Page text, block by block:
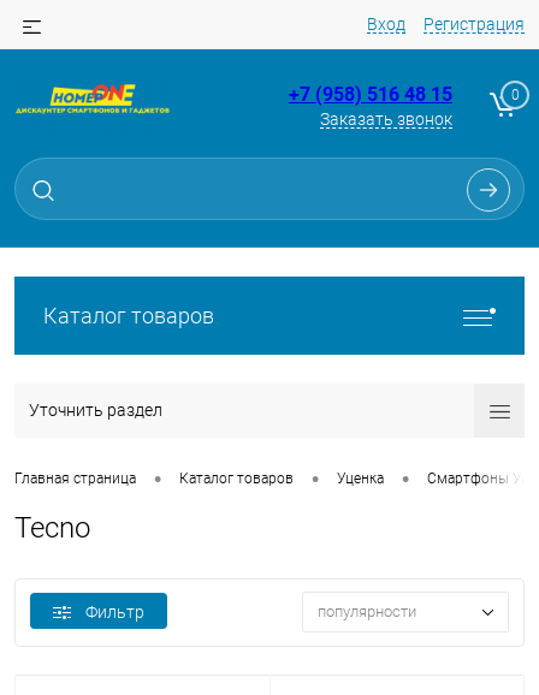
Вход Регистрация
+7 (958) 516 48 15
Заказать звонок
0
Каталог товаров
Уточнить раздел
Главная страница • Каталог товаров • Уценка • Смартфоны
Tecno
Фильтр популярности